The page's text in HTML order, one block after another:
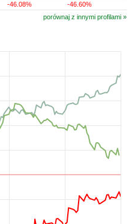
-46.08%
-46.60%
porównaj z innymi profilami »